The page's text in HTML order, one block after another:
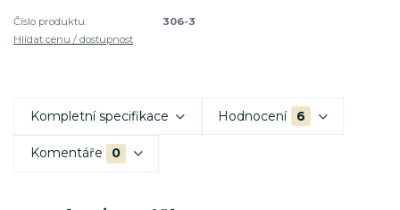
Číslo produktu:
306-3
Hlídat cenu / dostupnost
Kompletní specifikace Hodnocení 6
Komentáře 0